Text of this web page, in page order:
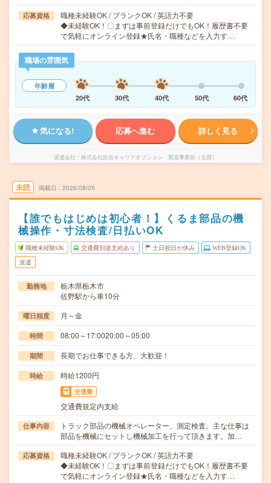
応募資格
職種未経験OK / ブランクOK / 英語力不要
◆未経験OK！〇まずは事前登録だけでもOK！履歴書不要
で気軽にオンライン登録★氏名・職種などを入力す…
職場の雰囲気
年齢層
20代
30代 40代 50代 60代
気になる! 応募へ進む 詳しく見る
派遣会社 株式会社綜合キャリアオプション 製造事業部（全国）
未読 掲載日 2026/08/05
【誰でもはじめは初心者！】くるま部品の機
械操作・寸法検査/日払いOK
職種未経験OK 交通費別途支給あり 土日祝日が休み WEB登録OK
派遣
勤務地
栃木県栃木市
佐野駅から車10分
曜日頻度 月～金
時間 08:00～17:0020:00～05:00
期間 長期でお仕事できる方、大歓迎！
時給 時給1200円
交通費
交通費規定内支給
仕事内容
トラック部品の機械オペレーター、測定検査。主な仕事は
部品を機械にセットし機械加工を行って頂きます。加…
応募資格
職種未経験OK / ブランクOK / 英語力不要
◆未経験OK！〇まずは事前登録だけでもOK！履歴書不要
で気軽にオンライン登録★氏名・職種などを入力す…